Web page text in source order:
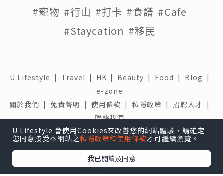
#寵物 #行山 #打卡 #食譜 #Cafe
#Staycation #移民
U Lifestyle | Travel | HK | Beauty | Food | Blog |
e-zone
關於我們 | 免責聲明 | 使用條款 | 私隱政策 | 招聘人才 |
聯絡我們
下載 U Lifestyle應用程式
U Lifestyle 會使用Cookies來改善您的網站體驗，請確定
您同意接受本網站之私隱政策和使用條款才可繼續瀏覽。
我已閱讀及同意